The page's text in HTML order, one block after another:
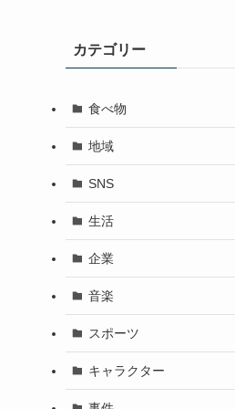
カテゴリー
食べ物
地域
SNS
生活
企業
音楽
スポーツ
キャラクター